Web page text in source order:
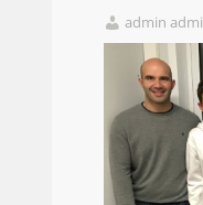
admin